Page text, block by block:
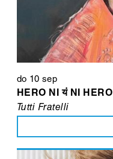
do 10 sep
HERO NI यं NI HERO
Tutti Fratelli